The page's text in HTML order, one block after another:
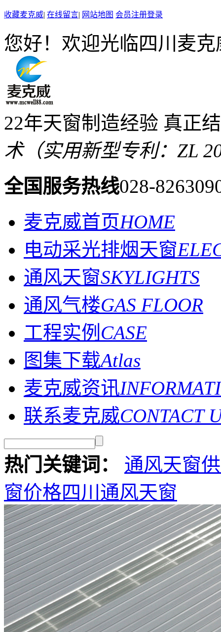
收藏麦克威| 在线留言| 网站地图 会员注册登录
您好！欢迎光临四川麦
22年天窗制造经验 真正
术（实用新型专利：ZL
全国服务热线028-
麦克威首页HOME
电动采光排烟天窗
通风天窗SKYLIGHTS
通风气楼GAS FLOOR
工程实例 CASE
图集下载Atlas
麦克威资讯
联系麦克威CONTACT
热门关键词：
通风天窗
窗价格四川通风天窗